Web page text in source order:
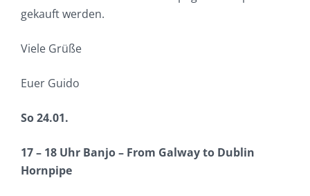
gekauft werden.
Viele Grüße
Euer Guido
So 24.01.
17 – 18 Uhr Banjo – From Galway to Dublin
Hornpipe